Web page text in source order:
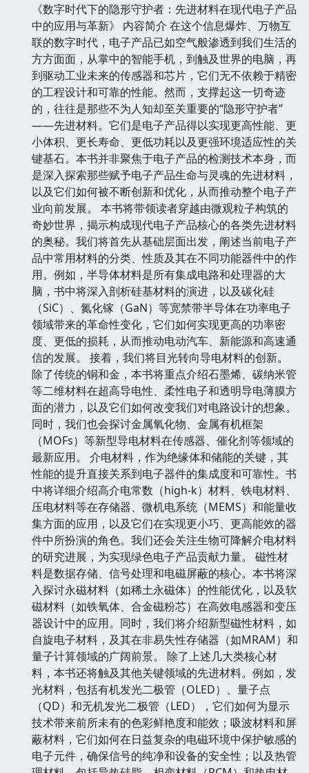
《数字时代下的隐形守护者：先进材料在现代电子产品
中的应用与革新》 内容简介 在这个信息爆炸、万物互
联的数字时代，电子产品已如空气般渗透到我们生活的
方方面面，从掌中的智能手机，到触及世界的电脑，再
到驱动工业未来的传感器和芯片，它们无不依赖于精密
的工程设计和可靠的性能。然而，支撑起这一切奇迹
的，往往是那些不为人知却至关重要的“隐形守护者”
——先进材料。它们是电子产品得以实现更高性能、更
小体积、更长寿命、更低功耗以及更强环境适应性的关
键基石。本书并非聚焦于电子产品的检测技术本身，而
是深入探索那些赋予电子产品生命与灵魂的先进材料，
以及它们如何被不断创新和优化，从而推动整个电子产
业向前发展。 本书将带领读者穿越由微观粒子构筑的
奇妙世界，揭示构成现代电子产品核心的各类先进材料
的奥秘。我们将首先从基础层面出发，阐述当前电子产
品中常用材料的分类、性质及其在不同功能器件中的作
用。例如，半导体材料是所有集成电路和处理器的大
脑，书中将深入剖析硅基材料的演进，以及碳化硅
（SiC）、氮化镓（GaN）等宽禁带半导体在功率电子
领域带来的革命性变化，它们如何实现更高的功率密
度、更低的损耗，从而推动电动汽车、新能源和高速通
信的发展。 接着，我们将目光转向导电材料的创新。
除了传统的铜和金，本书将重点介绍石墨烯、碳纳米管
等二维材料在超高导电性、柔性电子和透明导电薄膜方
面的潜力，以及它们如何改变我们对电路设计的想象。
同时，我们也会探讨金属氧化物、金属有机框架
（MOFs）等新型导电材料在传感器、催化剂等领域的
最新应用。 介电材料，作为绝缘体和储能的关键，其
性能的提升直接关系到电子器件的集成度和可靠性。书
中将详细介绍高介电常数（high-k）材料、铁电材料、
压电材料等在存储器、微机电系统（MEMS）和能量收
集方面的应用，以及它们在实现更小巧、更高能效的器
件中所扮演的角色。我们还会关注生物可降解介电材料
的研究进展，为实现绿色电子产品贡献力量。 磁性材
料是数据存储、信号处理和电磁屏蔽的核心。本书将深
入探讨永磁材料（如稀土永磁体）的性能优化，以及软
磁材料（如铁氧体、合金磁粉芯）在高效电感器和变压
器设计中的应用。同时，我们将介绍新型磁性材料，如
自旋电子材料，及其在非易失性存储器（如MRAM）和
量子计算领域的广阔前景。 除了上述几大类核心材
料，本书还将触及其他关键领域的先进材料。例如，发
光材料，包括有机发光二极管（OLED）、量子点
（QD）和无机发光二极管（LED），它们如何为显示
技术带来前所未有的色彩鲜艳度和能效；吸波材料和屏
蔽材料，它们如何在日益复杂的电磁环境中保护敏感的
电子元件，确保信号的纯净和设备的安全性；以及热管